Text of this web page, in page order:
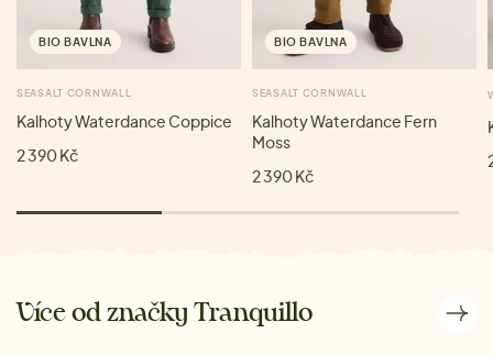
BIO BAVLNA
SEASALT CORNWALL
Kalhoty Waterdance Coppice
2 390 Kč
BIO BAVLNA
SEASALT CORNWALL
Kalhoty Waterdance Fern
Moss
2 390 Kč
Více od značky Tranquillo